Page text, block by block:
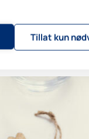
Tillat kun
i